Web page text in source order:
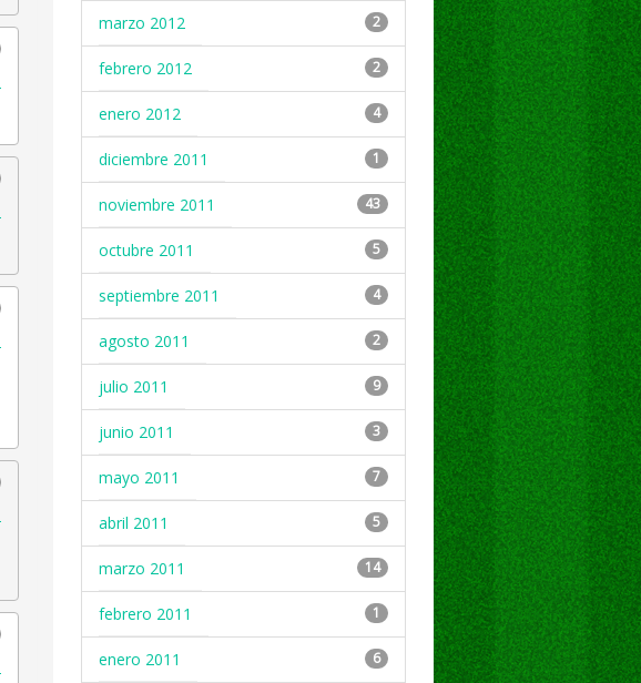
marzo 2012 2
febrero 2012 2
enero 2012 4
diciembre 2011 1
noviembre 2011 43
octubre 2011 5
septiembre 2011 4
agosto 2011 2
julio 2011 9
junio 2011 3
mayo 2011 7
abril 2011 5
marzo 2011 14
febrero 2011 1
enero 2011 6